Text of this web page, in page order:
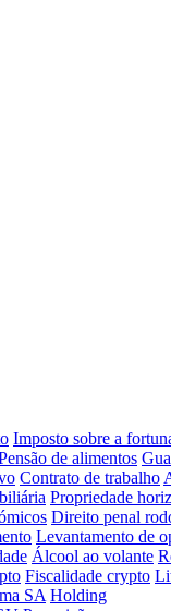
Imposto sobre a
de alimentos
Contrato de trabalho
Propriedade
Direito penal
Levantamento de
Álcool ao volante
Fiscalidade crypto
SA Holding